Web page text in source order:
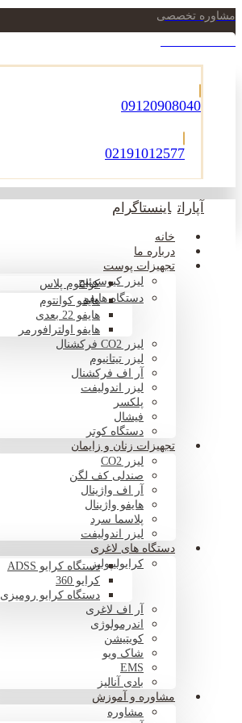
مشاوره تخصصی
09120908040
02191012577
آپارات اینستاگرام
خانه
درباره ما
تجهیزات پوست
لیزر کیوسوئیچکوانتوم پلاس
دستگاه هایفوهایفو کوانتوم
هایفو 22 بعدی
هایفو اولترافورمر
لیزر CO2 فرکشنال
لیزر تیتانیوم
آر اف فرکشنال
لیزر اندولیفت
پلکسر
فیشال
دستگاه کوتر
تجهیزات زنان و زایمان
لیزر CO2
صندلی کف لگن
آر اف واژینال
هایفو واژینال
پلاسما سرد
لیزر اندولیفت
دستگاه های لاغری
کرایولیپولیزدستگاه کرایو ADSS
کرایو 360
دستگاه کرایو رومیزی
آر اف لاغری
اندرمولوژی
کویتیشن
شاک ویو
EMS
بادی آنالیز
مشاوره و آموزش
مشاوره